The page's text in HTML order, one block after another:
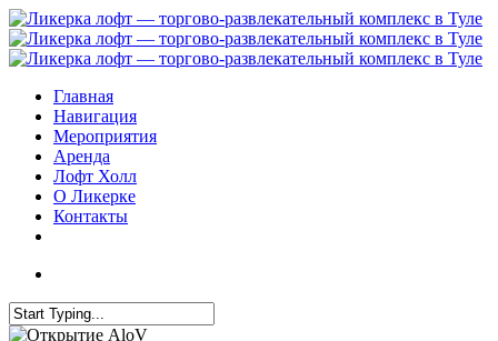
Главная
Навигация
Мероприятия
Аренда
Лофт Холл
О Ликерке
Контакты